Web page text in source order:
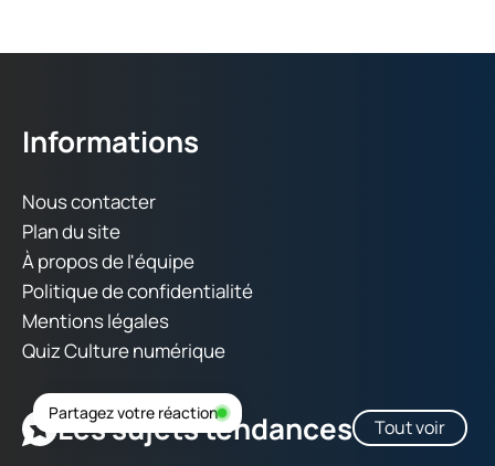
Informations
Nous contacter
Plan du site
À propos de l'équipe
Politique de confidentialité
Mentions légales
Quiz Culture numérique
Les sujets tendances Tout voir
Partagez votre réaction